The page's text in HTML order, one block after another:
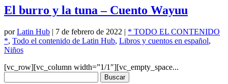
El burro y la tuna – Cuento Wayuu
porLatin Hub | 7 de febrero de 2022 | * TODO EL CONTENIDO
*, Todo el contenido de Latin Hub, Libros y cuentos en español,
Niños
[vc_row][vc_column width=”1/1″][vc_empty_space...